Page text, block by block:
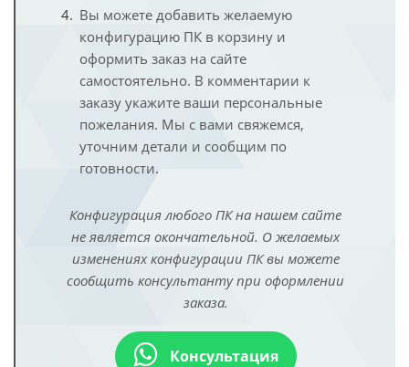
Вы можете добавить желаемую
конфигурацию ПК в корзину и
оформить заказ на сайте
самостоятельно. В комментарии к
заказу укажите ваши персональные
пожелания. Мы с вами свяжемся,
уточним детали и сообщим по
готовности.
Конфигурация любого ПК на нашем сайте
не является окончательной. О желаемых
изменениях конфигурации ПК вы можете
сообщить консультанту при оформлении
заказа.
Консультация